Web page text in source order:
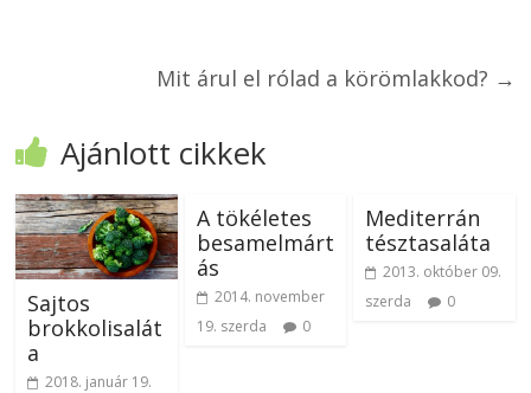
Mit árul el rólad a körömlakkod? →
Ajánlott cikkek
Sajtos
brokkolisalát
a
2018. január 19.
A tökéletes
besamelmárt
ás
2014. november
19. szerda
0
Mediterrán
tésztasaláta
2013. október 09.
szerda
0